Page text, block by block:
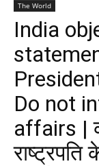
The World
India
Do not
affairs |